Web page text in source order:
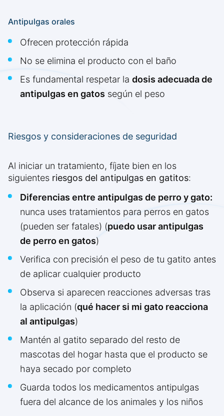
Antipulgas orales
Ofrecen protección rápida
No se elimina el producto con el baño
Es fundamental respetar la dosis adecuada de
antipulgas en gatos según el peso
Riesgos y consideraciones de seguridad
Al iniciar un tratamiento, fíjate bien en los
siguientes riesgos del antipulgas en gatitos:
Diferencias entre antipulgas de perro y gato:
nunca uses tratamientos para perros en gatos
(pueden ser fatales) (puedo usar antipulgas
de perro en gatos)
Verifica con precisión el peso de tu gatito antes
de aplicar cualquier producto
Observa si aparecen reacciones adversas tras
la aplicación (qué hacer si mi gato reacciona
al antipulgas)
Mantén al gatito separado del resto de
mascotas del hogar hasta que el producto se
haya secado por completo
Guarda todos los medicamentos antipulgas
fuera del alcance de los animales y los niños